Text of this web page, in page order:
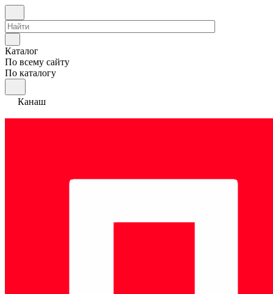
Каталог
По всему сайту
По каталогу
Канаш